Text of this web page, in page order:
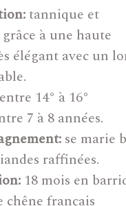
tannique et
à une haute
élégant avec un
entre 14° à 16°
7 à 8 années.
se marie
raffinées.
18 mois en
chêne français